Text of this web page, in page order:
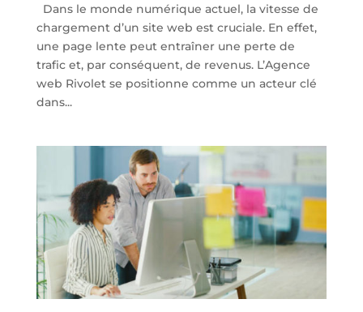
Dans le monde numérique actuel, la vitesse de
chargement d’un site web est cruciale. En effet,
une page lente peut entraîner une perte de
trafic et, par conséquent, de revenus. L’Agence
web Rivolet se positionne comme un acteur clé
dans...